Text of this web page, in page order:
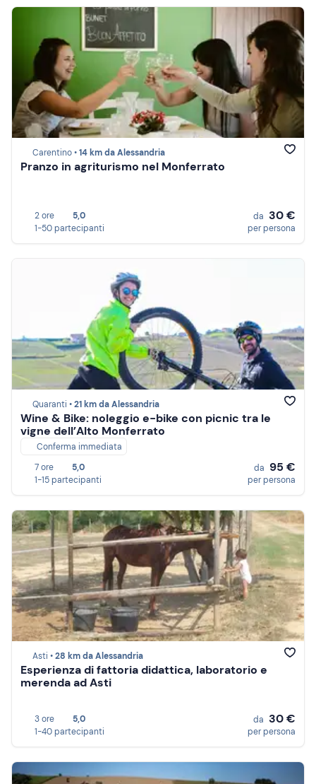
Carentino •14 km da Alessandria
Pranzo in agriturismo nel Monferrato
2 ore
5,0
1-50 partecipanti
da 30 €
per persona
Quaranti •21 km da Alessandria
Wine & Bike: noleggio e-bike con picnic tra le
vigne dell’Alto Monferrato
Conferma immediata
7 ore
5,0
1-15 partecipanti
da 95 €
per persona
Asti •28 km da Alessandria
Esperienza di fattoria didattica, laboratorio e
merenda ad Asti
3 ore
5,0
1-40 partecipanti
da 30 €
per persona